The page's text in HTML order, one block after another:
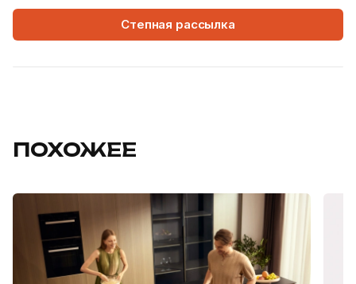
Степная рассылка
ПОХОЖЕЕ